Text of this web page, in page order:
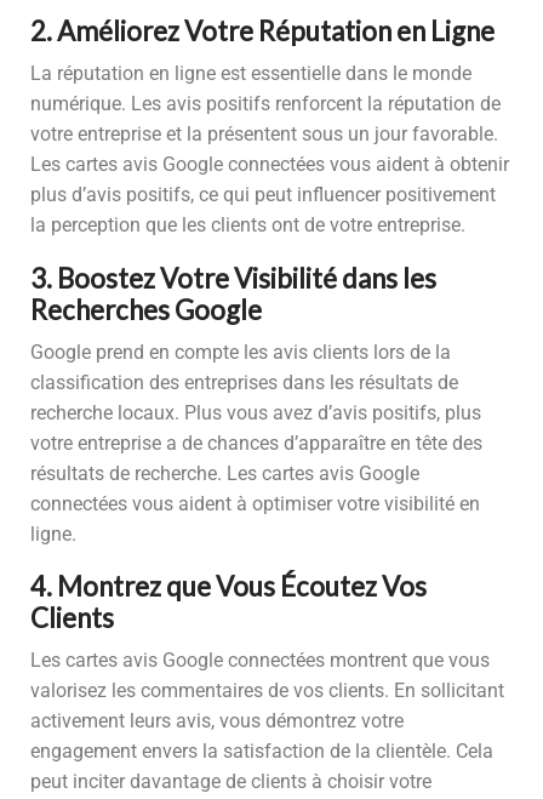
2. Améliorez Votre Réputation en Ligne
La réputation en ligne est essentielle dans le monde
numérique. Les avis positifs renforcent la réputation de
votre entreprise et la présentent sous un jour favorable.
Les cartes avis Google connectées vous aident à obtenir
plus d’avis positifs, ce qui peut influencer positivement
la perception que les clients ont de votre entreprise.
3. Boostez Votre Visibilité dans les
Recherches Google
Google prend en compte les avis clients lors de la
classification des entreprises dans les résultats de
recherche locaux. Plus vous avez d’avis positifs, plus
votre entreprise a de chances d’apparaître en tête des
résultats de recherche. Les cartes avis Google
connectées vous aident à optimiser votre visibilité en
ligne.
4. Montrez que Vous Écoutez Vos
Clients
Les cartes avis Google connectées montrent que vous
valorisez les commentaires de vos clients. En sollicitant
activement leurs avis, vous démontrez votre
engagement envers la satisfaction de la clientèle. Cela
peut inciter davantage de clients à choisir votre